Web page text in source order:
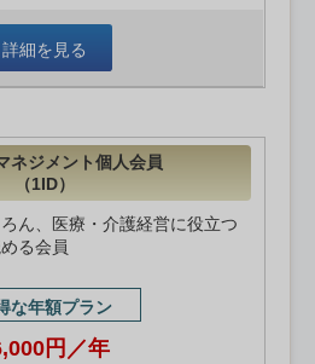
詳細を見る
ネジメント個人会員
（1ID）
ん、医療・介護経営に役立つ
る会員
な年額プラン
円／年